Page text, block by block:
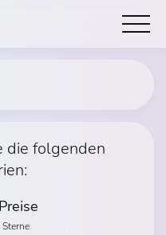
die folgenden
Sterne